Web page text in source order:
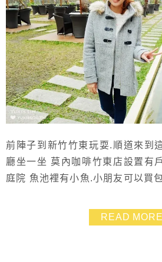
前陣子到新竹竹東玩耍.順道來到
廳坐一坐 莫內咖啡竹東店設置有
庭院 魚池裡有小魚.小朋友可以買
時.坐在戶外的感覺好棒.悠閒的氛
自家烘焙咖啡可以享用! 📍景點
READ MORE